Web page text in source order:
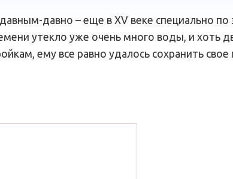
давно – еще в XV веке специально по
утекло уже очень много воды, и хоть
ему все равно удалось сохранить свое